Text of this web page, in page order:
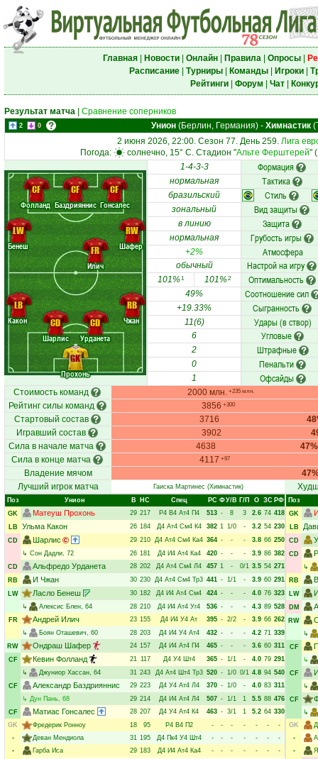
Главная| Новости| Онлайн| Правила| Опросы|
Расписание| Турниры| Команды| Игроки|
Рейтинги| Форум Чат|
Результат матча Сравнение соперников
2 0 Унион(Берлин, Германия)- Химнастик
2 июня 2026, 22:00. Сезон 77. День 259. Лига
Погода:
солнечно, 15° C. Стадион "Альте Ферштерей"
Прохонь
Какон
Шарлис
Урданета
Чжан
Бенеш
Илич
Шафер
Фолланд Баздрияннис Гонсалес
GK
LB
CD
CD
RB
LW
FR
RW
CF CF CF
1-4-3-3 Формация
нормальная Тактика
бразильский Стиль
зональный Вид защиты
в линию Защита
нормальная Грубость игры
+2% Атмосфера
обычный Настрой на игру
101%1 101%2 Оптимальность
49% Соотношение сил
+19.33% Сыгранность
11(6) Удары (в створ)
6 Угловые
2 Штрафные
0 Пенальти
1 Офсайды
Стоимость команд 2000 млн. +235 млн.
Рейтинг силы команд 3856 +300
Стартовый состав 3716
Игравший состав
3902
Сила в начале матча
4638
47%
Сила в конце матча
4117 +97
Владение мячом
Лучший игрок матча
Гаиска Мартинес (Химнастик)
Поз Унион В НC Спец РC ФУ/В Г/П О ЗС РФ
GK
Матеуш Прохонь 29 217 Р4 В4 Ат4 П4 513 - 8 3 2.6 74 418
LB
Ульма Какон 26 184 Д4 Ат4 См4 К4 382 1 1/0 - 3.2 54 230
CD
Шарлис 29 210 Д4 Ат4 См4 Ка4 364 - - - 3.8 66 250
↳ Сон Дадли, 72 26 181 Д4 И4 Ат4 Ка4 420 - - - 3.9 86 382
CD
Альфредо Урданета 28 202 Д4 Ат4 См4 Л4 457 1 - 0/1 3.5 54 271
RB
И Чжан 30 230 Д4 Ат4 См4 Тр3 441 - 1/1 - 3.9 60 291
LW
Ласло Бенеш 30 182 Д4 И4 Ат4 См4 424 - - - 4.0 76 323
↳
Алексис Блен, 64 28 210 Д4 И4 Ат4 Уг4 536 - - - 4.3 89 528
FR
Андрей Илич 23 155 Д4 И4 У4 Ат 395 - 2/2 - 3.9 66 262
↳
Боян Оташевич, 60 28 203 Д4 И4 У4 Ат4 432 - - - 4.2 71 339
RW
Ондраш Шафер 24 157 Д4 И4 Ат4 П4 465 - - - 3.6 60 311
CF
Кевин Фолланд 21 117 Д4 У4 Шт4 365 - 1/1 - 4.0 79 291
↳
Джуниор Хассан, 64 31 243 Д4 Ат4 Шт4 Тр3 520 - 1/0 0/1 4.8 94 540
CF
Александр Баздрияннис 29 223 Д4 У4 Ат4 Л4 370 - 1/0 - 4.0 83 311
↳ Дун Пань, 68 29 214 Д4 И4 Ат4 Л4 507 - 1/1 1 5.5 88 476
CF
Матиас Гонсалес 28 207 Д4 У4 Ат4 К4 463 - 3/1 1 5.2 64 330
GK
Фредерик Ронноу 18 95 Р4 В4 П2 - - - - - -
-
-
Деван Мендиола 31 195 Д4 Пк4 У4 Шт4 - - - - - -
-
-
Гарба Иса 29 183 Д4 И4 Ат4 Ка4 - - - - - -
-
Поз
GK
LB
CD
CD
↳
RB
LW
DM
RW
↳
CF
↳
CF
↳
CF
↳
GK
-
-